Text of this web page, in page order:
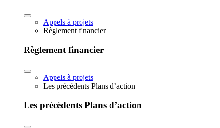
Appels à projets
Règlement financier
Règlement financier
Appels à projets
Les précédents Plans d’action
Les précédents Plans d’action